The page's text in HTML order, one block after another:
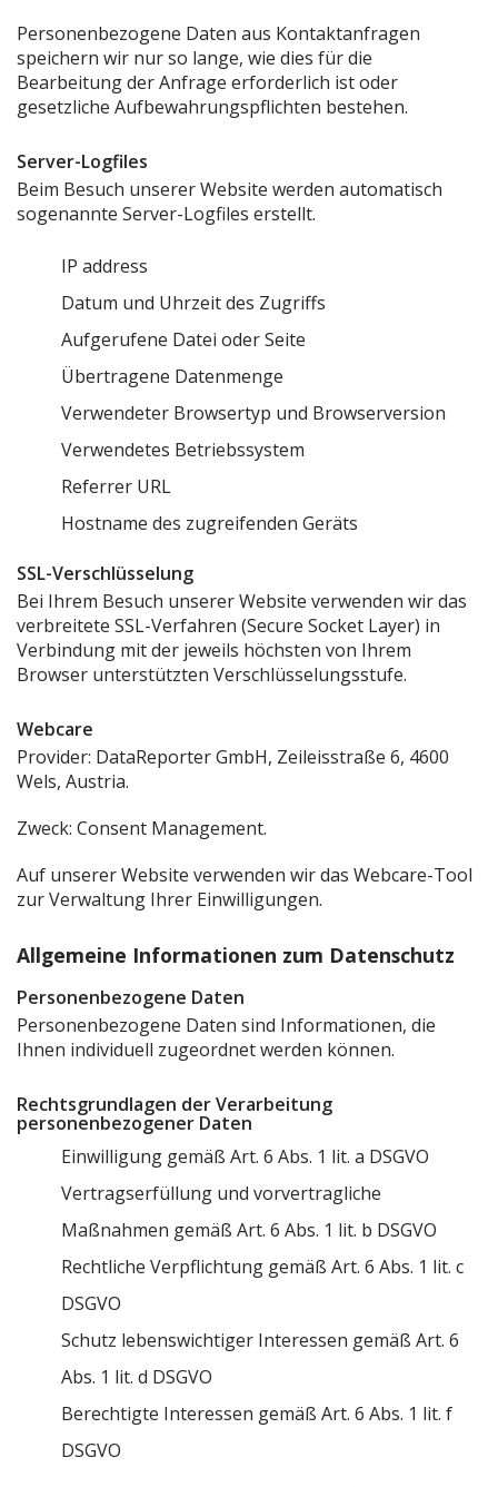
Personenbezogene Daten aus Kontaktanfragen
speichern wir nur so lange, wie dies für die
Bearbeitung der Anfrage erforderlich ist oder
gesetzliche Aufbewahrungspflichten bestehen.
Server-Logfiles
Beim Besuch unserer Website werden automatisch
sogenannte Server-Logfiles erstellt.
IP address
Datum und Uhrzeit des Zugriffs
Aufgerufene Datei oder Seite
Übertragene Datenmenge
Verwendeter Browsertyp und Browserversion
Verwendetes Betriebssystem
Referrer URL
Hostname des zugreifenden Geräts
SSL-Verschlüsselung
Bei Ihrem Besuch unserer Website verwenden wir das
verbreitete SSL-Verfahren (Secure Socket Layer) in
Verbindung mit der jeweils höchsten von Ihrem
Browser unterstützten Verschlüsselungsstufe.
Webcare
Provider: DataReporter GmbH, Zeileisstraße 6, 4600
Wels, Austria.
Zweck: Consent Management.
Auf unserer Website verwenden wir das Webcare-Tool
zur Verwaltung Ihrer Einwilligungen.
Allgemeine Informationen zum Datenschutz
Personenbezogene Daten
Personenbezogene Daten sind Informationen, die
Ihnen individuell zugeordnet werden können.
Rechtsgrundlagen der Verarbeitung
personenbezogener Daten
Einwilligung gemäß Art. 6 Abs. 1 lit. a DSGVO
Vertragserfüllung und vorvertragliche
Maßnahmen gemäß Art. 6 Abs. 1 lit. b DSGVO
Rechtliche Verpflichtung gemäß Art. 6 Abs. 1 lit. c
DSGVO
Schutz lebenswichtiger Interessen gemäß Art. 6
Abs. 1 lit. d DSGVO
Berechtigte Interessen gemäß Art. 6 Abs. 1 lit. f
DSGVO